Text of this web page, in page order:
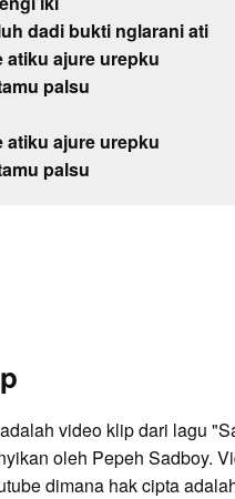
dadi bukti nglarani ati
atiku ajure urepku
palsu
atiku ajure urepku
palsu
video klip dari lagu
oleh Pepeh Sadboy.
dimana hak cipta